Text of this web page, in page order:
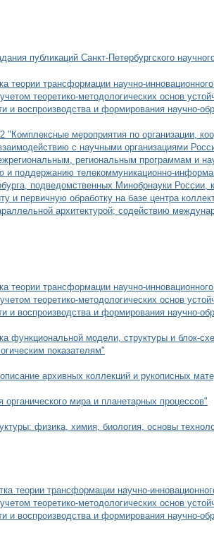
публикаций Санкт-Петербургского
трансформации научно-инновационного
теоретико-методологических основ
и воспроизводства и формирования научно-
мероприятия по организации,
с научными организациями
региональным программам и
и поддержанию телекоммуникационно-
подведомственных Минобрнауки
первичную обработку на базе центра
архитектурой; содействию
трансформации научно-инновационного
теоретико-методологических основ
и воспроизводства и формирования научно-
функциональной модели, структуры и блок-
показателям"
архивных коллекций и рукописных
мира и планетарных процессов"
физика, химия, биология, основы
теории трансформации научно-
теоретико-методологических основ
и воспроизводства и формирования научно-